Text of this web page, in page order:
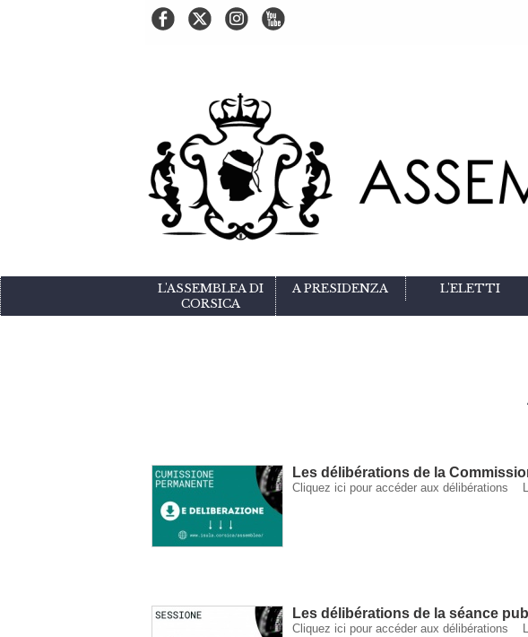
L'ASSEMBLEA DI
CORSICA
A PRESIDENZA L'ELETTI
Les délibérations de la
Cliquez ici pour accéder aux délibérations
Les délibérations de la séance
Cliquez ici pour accéder aux délibérations